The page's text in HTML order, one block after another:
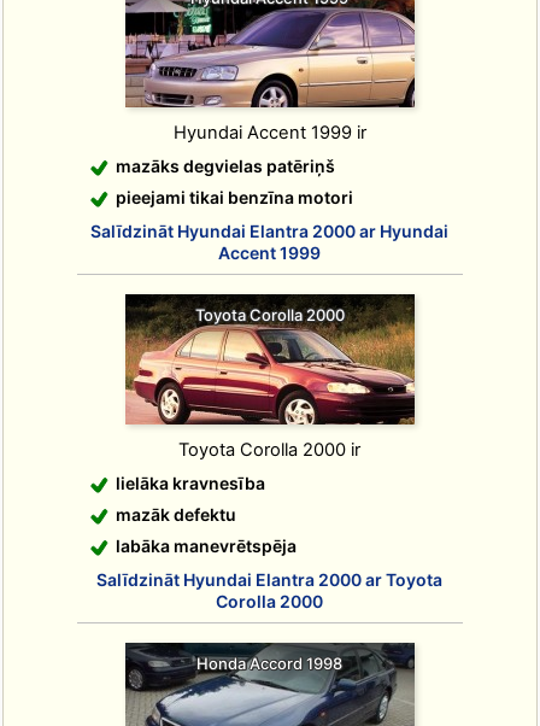
Hyundai Accent 1999 ir
mazāks degvielas patēriņš
pieejami tikai benzīna motori
Salīdzināt Hyundai Elantra 2000 ar Hyundai
Accent 1999
Toyota Corolla 2000
Toyota Corolla 2000 ir
lielāka kravnesība
mazāk defektu
labāka manevrētspēja
Salīdzināt Hyundai Elantra 2000 ar Toyota
Corolla 2000
Honda Accord 1998